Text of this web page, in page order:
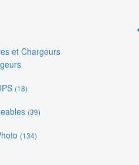
et Chargeurs
(18)
(39)
(134)